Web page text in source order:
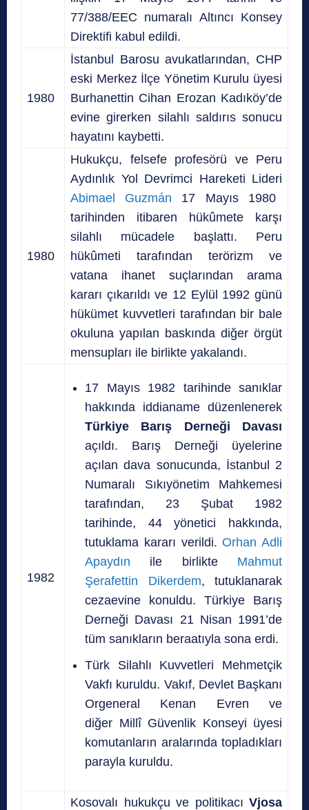
77/388/EEC numaralı Altıncı Konsey
Direktifi kabul edildi.
1980
İstanbul Barosu avukatlarından, CHP
eski Merkez İlçe Yönetim Kurulu üyesi
Burhanettin Cihan Erozan Kadıköy’de
evine girerken silahlı saldırıs sonucu
hayatını kaybetti.
1980
Hukukçu, felsefe profesörü ve Peru
Aydınlık Yol Devrimci Hareketi Lideri
Abimael Guzmán 17 Mayıs 1980
tarihinden itibaren hükûmete karşı
silahlı mücadele başlattı. Peru
hükûmeti tarafından terörizm ve
vatana ihanet suçlarından arama
kararı çıkarıldı ve 12 Eylül 1992 günü
hükümet kuvvetleri tarafından bir bale
okuluna yapılan baskında diğer örgüt
mensupları ile birlikte yakalandı.
1982
17 Mayıs 1982 tarihinde sanıklar
hakkında iddianame düzenlenerek
Türkiye Barış Derneği Davası
açıldı. Barış Derneği üyelerine
açılan dava sonucunda, İstanbul 2
Numaralı Sıkıyönetim Mahkemesi
tarafından, 23 Şubat 1982
tarihinde, 44 yönetici hakkında,
tutuklama kararı verildi.Orhan Adli
Apaydın ile birlikte Mahmut
Şerafettin Dikerdem, tutuklanarak
cezaevine konuldu. Türkiye Barış
Derneği Davası 21 Nisan 1991’de
tüm sanıkların beraatıyla sona erdi.
Türk Silahlı Kuvvetleri Mehmetçik
Vakfı kuruldu. Vakıf, Devlet Başkanı
Orgeneral Kenan Evren ve
diğer Millî Güvenlik Konseyi üyesi
komutanların aralarında topladıkları
parayla kuruldu.
Kosovalı hukukçu ve politikacı Vjosa